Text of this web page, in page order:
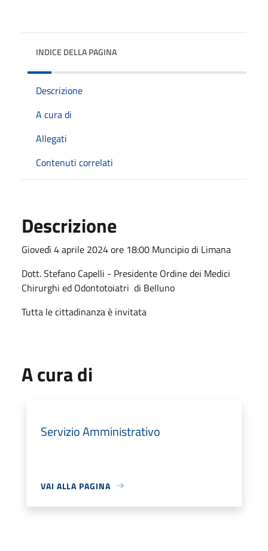
INDICE DELLA PAGINA
Descrizione
A cura di
Allegati
Contenuti correlati
Descrizione
Giovedì 4 aprile 2024 ore 18:00 Muncipio di Limana
Dott. Stefano Capelli - Presidente Ordine dei Medici
Chirurghi ed Odontotoiatri di Belluno
Tutta le cittadinanza è invitata
A cura di
Servizio Amministrativo
VAI ALLA PAGINA